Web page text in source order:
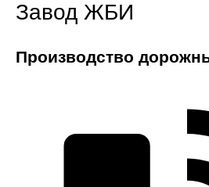
Завод ЖБИ
Производство